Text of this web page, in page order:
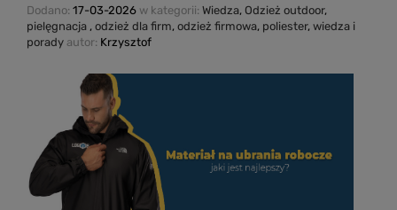
Dodano: 17-03-2026 w kategorii: Wiedza, Odzież outdoor,
pielęgnacja , odzież dla firm, odzież firmowa, poliester, wiedza i
porady autor: Krzysztof